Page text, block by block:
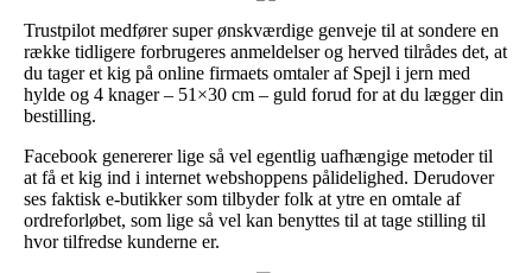
Trustpilot medfører super ønskværdige genveje til at sondere en
række tidligere forbrugeres anmeldelser og herved tilrådes det, at
du tager et kig på online firmaets omtaler af Spejl i jern med
hylde og 4 knager – 51×30 cm – guld forud for at du lægger din
bestilling.
Facebook genererer lige så vel egentlig uafhængige metoder til
at få et kig ind i internet webshoppens pålidelighed. Derudover
ses faktisk e-butikker som tilbyder folk at ytre en omtale af
ordreforløbet, som lige så vel kan benyttes til at tage stilling til
hvor tilfredse kunderne er.